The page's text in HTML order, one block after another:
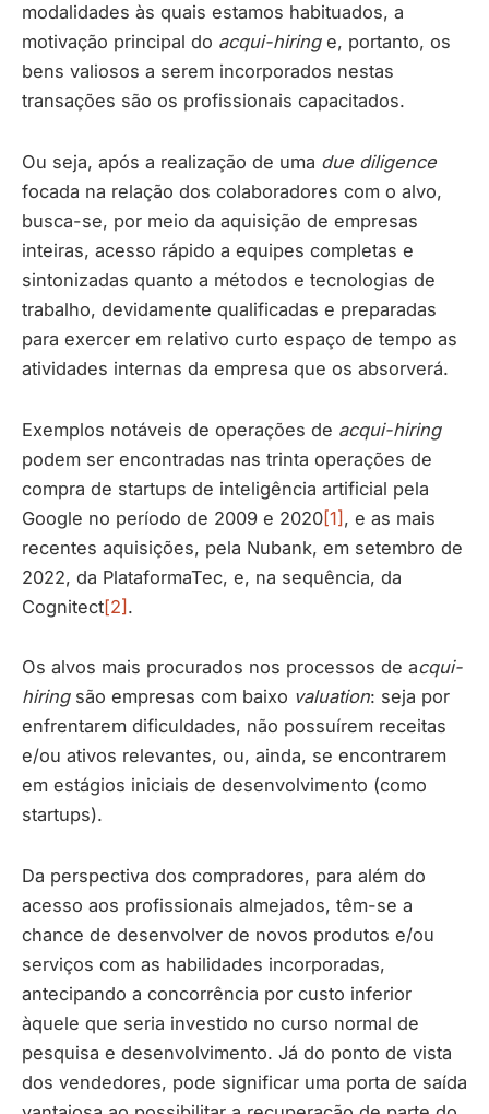
modalidades às quais estamos habituados, a
motivação principal do acqui-hiringe, portanto, os
bens valiosos a serem incorporados nestas
transações são os profissionais capacitados.
Ou seja, após a realização de uma due diligence
focada na relação dos colaboradores com o alvo,
busca-se, por meio da aquisição de empresas
inteiras, acesso rápido a equipes completas e
sintonizadas quanto a métodos e tecnologias de
trabalho, devidamente qualificadas e preparadas
para exercer em relativo curto espaço de tempo as
atividades internas da empresa que os absorverá.
Exemplos notáveis de operações de acqui-hiring
podem ser encontradas nas trinta operações de
compra de startups de inteligência artificial pela
Google no período de 2009 e 2020[1], e as mais
recentes aquisições, pela Nubank, em setembro de
2022, da PlataformaTec, e, na sequência, da
Cognitect[2].
Os alvos mais procurados nos processos de acqui-
hiringsão empresas com baixo valuation: seja por
enfrentarem dificuldades, não possuírem receitas
e/ou ativos relevantes, ou, ainda, se encontrarem
em estágios iniciais de desenvolvimento (como
startups).
Da perspectiva dos compradores, para além do
acesso aos profissionais almejados, têm-se a
chance de desenvolver de novos produtos e/ou
serviços com as habilidades incorporadas,
antecipando a concorrência por custo inferior
àquele que seria investido no curso normal de
pesquisa e desenvolvimento. Já do ponto de vista
dos vendedores, pode significar uma porta de saída